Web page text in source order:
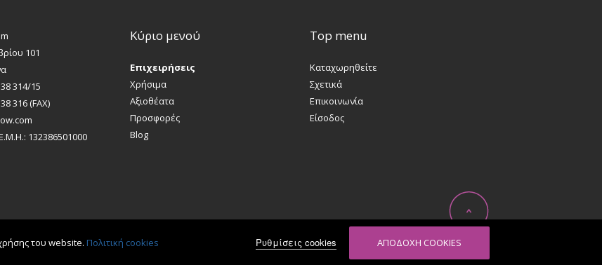
101
314/15
316 (FAX)
132386501000
Κύριο μενού
Επιχειρήσεις
Χρήσιμα
Αξιοθέατα
Προσφορές
Blog
Top menu
Καταχωρηθείτε
Σχετικά
Επικοινωνία
Είσοδος
Προϋποθέσεις
του website. Πολιτική cookies Ρυθμίσεις cookies ΑΠΟΔΟΧΗ COOKIES